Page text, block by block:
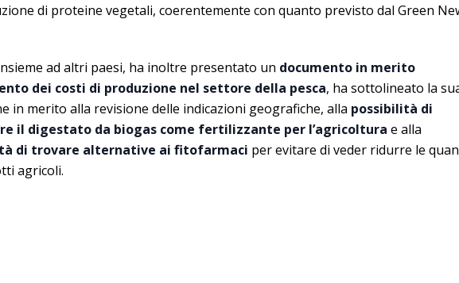
di proteine vegetali, coerentemente con quanto previsto dal Green
ad altri paesi, ha inoltre presentato un documento in merito
dei costi di produzione nel settore della pesca, ha sottolineato la
in merito alla revisione delle indicazioni geografiche, alla possibilità di
il digestato da biogas come fertilizzante per l’agricoltura e alla
di trovare alternative ai fitofarmaci per evitare di veder ridurre le
agricoli.